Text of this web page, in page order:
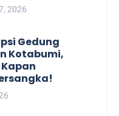
2026
Gedung
Kotabumi,